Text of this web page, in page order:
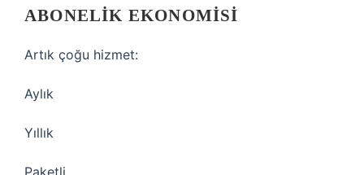
ABONELIK EKONOMISI
Artık çoğu hizmet:
Aylık
Yıllık
Paketli